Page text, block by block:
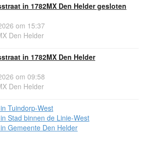
in 1782MX Den Helder gesloten
om 15:37
Den Helder
in 1782MX Den Helder
om 09:58
Den Helder
Tuindorp-West
Stad binnen de Linie-West
Gemeente Den Helder